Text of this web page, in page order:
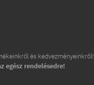
és kedvezményeinkről!
egész rendelésedre!